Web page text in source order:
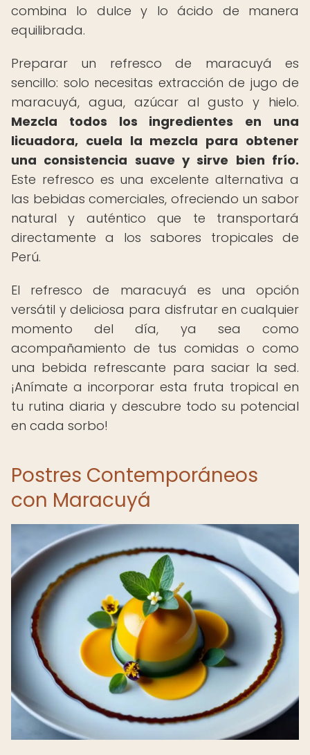
combina lo dulce y lo ácido de manera
equilibrada.
Preparar un refresco de maracuyá es
sencillo: solo necesitas extracción de jugo de
maracuyá, agua, azúcar al gusto y hielo.
Mezcla todos los ingredientes en una
licuadora, cuela la mezcla para obtener
una consistencia suave y sirve bien frío.
Este refresco es una excelente alternativa a
las bebidas comerciales, ofreciendo un sabor
natural y auténtico que te transportará
directamente a los sabores tropicales de
Perú.
El refresco de maracuyá es una opción
versátil y deliciosa para disfrutar en cualquier
momento del día, ya sea como
acompañamiento de tus comidas o como
una bebida refrescante para saciar la sed.
¡Anímate a incorporar esta fruta tropical en
tu rutina diaria y descubre todo su potencial
en cada sorbo!
Postres Contemporáneos
con Maracuyá